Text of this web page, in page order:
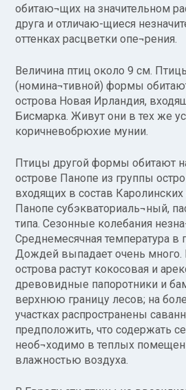
обитаю¬щих на значительном
друга и отличаю-щиеся
оттенках расцветки опе¬рения.
Величина птиц около 9 см.
(номина¬тивной) формы
острова Новая Ирландия,
Бисмарка. Живут они в тех же
коричневобрюхие мунии.
Птицы другой формы обитают
острове Панопе из группы
входящих в состав
Панопе субэкваториаль¬ный,
типа. Сезонные колебания
Среднемесячная температура в
Дождей выпадает очень много.
острова растут кокосовая и
древовидные папоротники и
верхнюю границу лесов; на
участках распространены
предположить, что содержать
необ¬ходимо в теплых
влажностью воздуха.